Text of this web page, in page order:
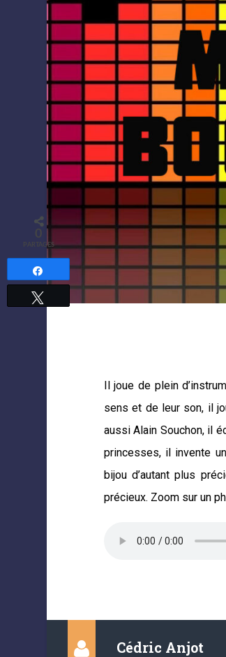
Il joue de plein
sens et de leur son, il
aussi Alain Souchon, il
princesses, il invente
bijou d’autant plus
précieux. Zoom sur un
Cédric Anjot
PARTAGES
Partagez